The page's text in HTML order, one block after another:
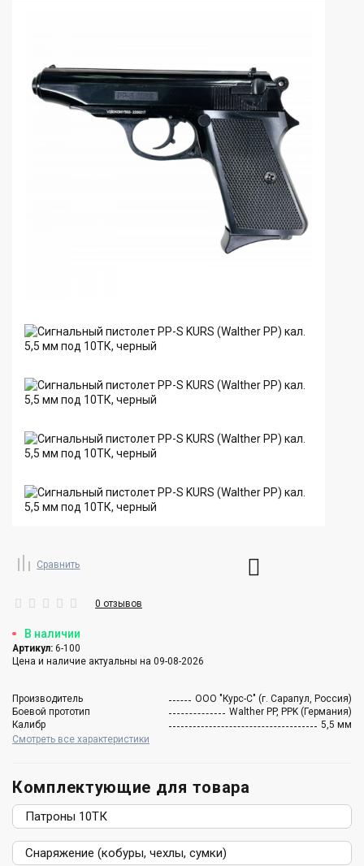
Сравнить
0 отзывов
В наличии
Артикул: 6-100
Цена и наличие актуальны на 09-08-2026
Производитель
ООО "Курс-С" (г. Сарапул, Россия)
Боевой прототип
Walther PP, PPK (Германия)
Калибр
5,5 мм
Смотреть все характеристики
Комплектующие для товара
Патроны 10ТК
Снаряжение (кобуры, чехлы, сумки)